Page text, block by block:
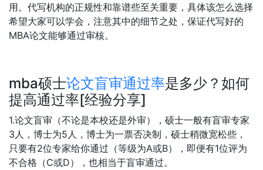
用。代写机构的正规性和靠谱些至关重要，具体该怎么选择
希望大家可以学会，注意其中的细节之处，保证代写好的
MBA论文能够通过审核。
mba硕士论文盲审通过率是多少？如何
提高通过率[经验分享]
1.论文盲审（不论是本校还是外审），硕士一般有盲审专家
3人，博士为5人，博士为一票否决制，硕士稍微宽松些，
只要有2位专家给你通过（等级为A或B），即便有1位评为
不合格（C或D），也相当于盲审通过。